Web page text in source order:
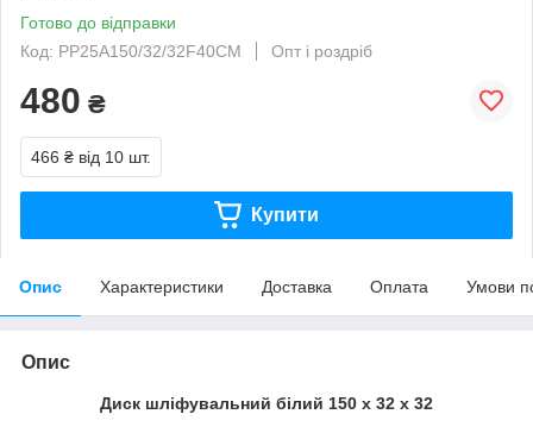
Готово до відправки
Код: PP25A150/32/32F40CM
Опт і роздріб
480 ₴
466 ₴ від 10 шт.
Купити
Опис Характеристики Доставка Оплата Умови
Опис
Диск шліфувальний білий 150 х 32 х 32